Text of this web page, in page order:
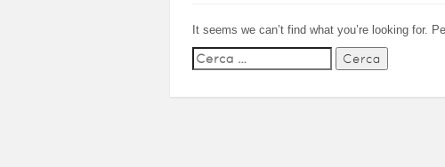
It seems we can’t find what you’re looking for.
Cerca: